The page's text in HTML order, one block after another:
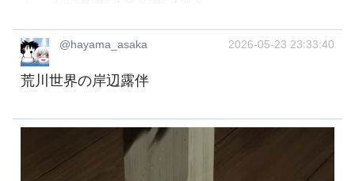
@hayama_asaka 2026-05-23 23:33:40
荒川世界の岸辺露伴